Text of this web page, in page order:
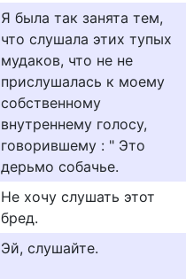
Я была так занята тем,
что слушала этих тупых
мудаков, что не не
прислушалась к моему
собственному
внутреннему голосу,
говорившему : " Это
дерьмо собачье.
Не хочу слушать этот
бред.
Эй, слушайте.